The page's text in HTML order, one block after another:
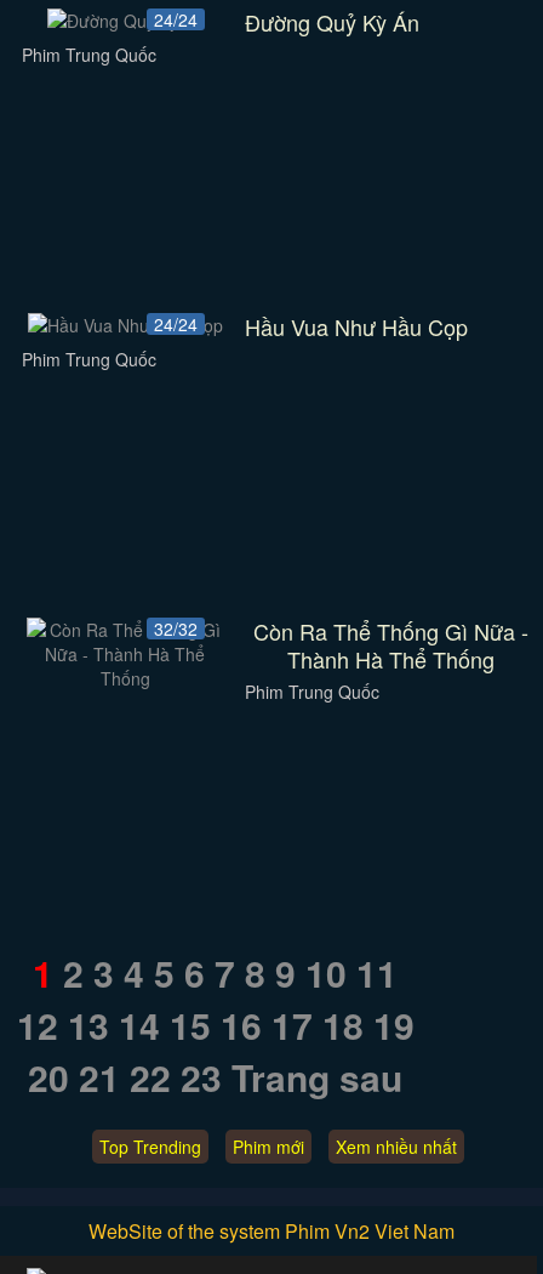
24/24 Đường Quỷ Kỳ Án
Phim Trung Quốc
24/24 Hầu Vua Như Hầu Cọp
Phim Trung Quốc
32/32
Còn Ra Thể Thống Gì Nữa -
Thành Hà Thể Thống
Phim Trung Quốc
1 2 3 4 5 6 7 8 9 10 11
12 13 14 15 16 17 18 19
20 21 22 23 Trang sau
Top Trending Phim mới Xem nhiều nhất
WebSite of the system Phim Vn2 Viet Nam